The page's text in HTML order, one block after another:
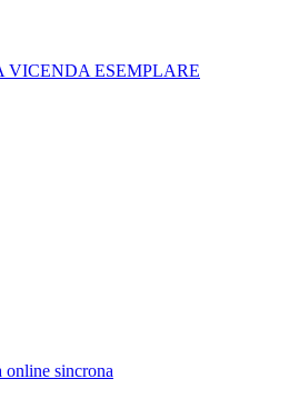
ESEMPLARE
sincrona